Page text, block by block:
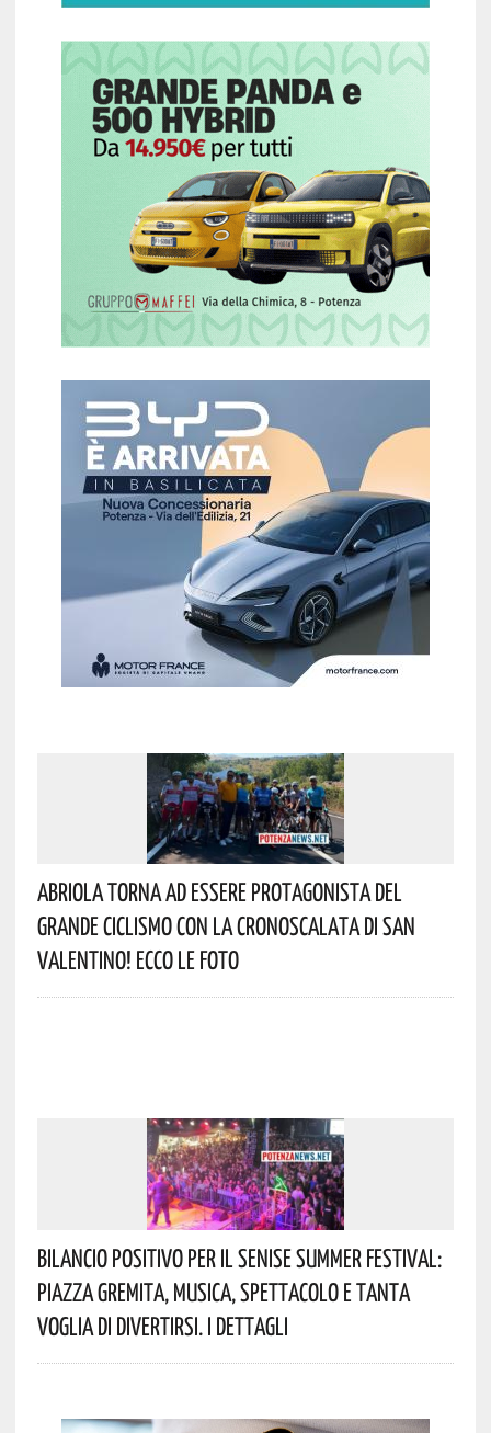
Abriola Torna Ad Essere Protagonista Del
Grande Ciclismo Con La Cronoscalata Di San
Valentino! Ecco Le Foto
Bilancio Positivo Per Il Senise Summer Festival:
Piazza Gremita, Musica, Spettacolo E Tanta
Voglia Di Divertirsi. I Dettagli